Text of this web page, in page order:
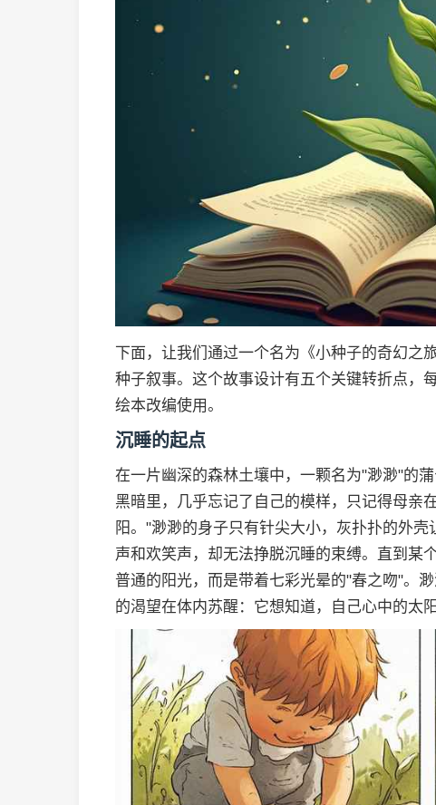
下面，让我们通过一个名为《小种子的奇幻之
种子叙事。这个故事设计有五个关键转折点，
绘本改编使用。
沉睡的起点
在一片幽深的森林土壤中，一颗名为"渺渺"的
黑暗里，几乎忘记了自己的模样，只记得母亲
阳。"渺渺的身子只有针尖大小，灰扑扑的外
声和欢笑声，却无法挣脱沉睡的束缚。直到
普通的阳光，而是带着七彩光晕的"春之吻"。
的渴望在体内苏醒：它想知道，自己心中的太